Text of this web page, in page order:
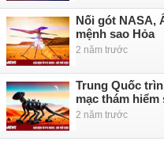
Nối gót NASA,
mệnh sao Hỏa
2 năm trước
Trung Quốc
mạc thám hiểm
2 năm trước